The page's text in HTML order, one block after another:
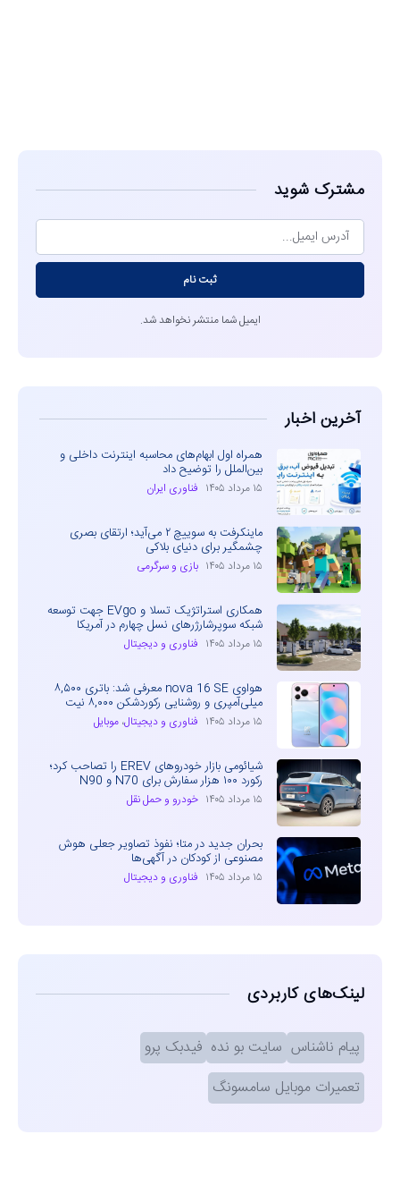
مشترک شوید
ثبت نام
ایمیل شما منتشر نخواهد شد.
آخرین اخبار
همراه اول ابهام‌های محاسبه اینترنت داخلی و
بین‌الملل را توضیح داد
۱۵ مرداد ۱۴۰۵ فناوری ایران
ماینکرفت به سوییچ ۲ می‌آید؛ ارتقای بصری
چشمگیر برای دنیای بلاکی
۱۵ مرداد ۱۴۰۵ بازی و سرگرمی
همکاری استراتژیک تسلا و EVgo جهت توسعه
شبکه سوپرشارژرهای نسل چهارم در آمریکا
۱۵ مرداد ۱۴۰۵ فناوری و دیجیتال
هواوی nova 16 SE معرفی شد: باتری ۸,۵۰۰
میلی‌آمپری و روشنایی رکوردشکن ۸,۰۰۰ نیت
۱۵ مرداد ۱۴۰۵ فناوری و دیجیتال، موبایل
شیائومی بازار خودروهای EREV را تصاحب کرد؛
رکورد ۱۰۰ هزار سفارش برای N70 و N90
۱۵ مرداد ۱۴۰۵ خودرو و حمل نقل
بحران جدید در متا؛ نفوذ تصاویر جعلی هوش
مصنوعی از کودکان در آگهی‌ها
۱۵ مرداد ۱۴۰۵ فناوری و دیجیتال
لینک‌های کاربردی
پیام ناشناس سایت بو نده فیدبک پرو
تعمیرات موبایل سامسونگ